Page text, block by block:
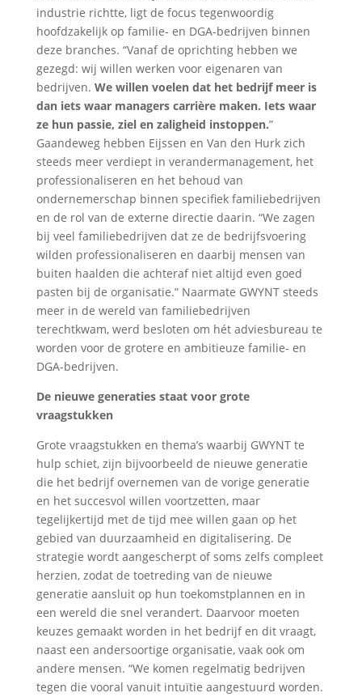
industrie richtte, ligt de focus tegenwoordig
hoofdzakelijk op familie- en DGA-bedrijven binnen
deze branches. “Vanaf de oprichting hebben we
gezegd: wij willen werken voor eigenaren van
bedrijven. We willen voelen dat het bedrijf meer is
dan iets waar managers carrière maken. Iets waar
ze hun passie, ziel en zaligheid instoppen.”
Gaandeweg hebben Eijssen en Van den Hurk zich
steeds meer verdiept in verandermanagement, het
professionaliseren en het behoud van
ondernemerschap binnen specifiek familiebedrijven
en de rol van de externe directie daarin. “We zagen
bij veel familiebedrijven dat ze de bedrijfsvoering
wilden professionaliseren en daarbij mensen van
buiten haalden die achteraf niet altijd even goed
pasten bij de organisatie.” Naarmate GWYNT steeds
meer in de wereld van familiebedrijven
terechtkwam, werd besloten om hét adviesbureau te
worden voor de grotere en ambitieuze familie- en
DGA-bedrijven.
De nieuwe generaties staat voor grote
vraagstukken
Grote vraagstukken en thema’s waarbij GWYNT te
hulp schiet, zijn bijvoorbeeld de nieuwe generatie
die het bedrijf overnemen van de vorige generatie
en het succesvol willen voortzetten, maar
tegelijkertijd met de tijd mee willen gaan op het
gebied van duurzaamheid en digitalisering. De
strategie wordt aangescherpt of soms zelfs compleet
herzien, zodat de toetreding van de nieuwe
generatie aansluit op hun toekomstplannen en in
een wereld die snel verandert. Daarvoor moeten
keuzes gemaakt worden in het bedrijf en dit vraagt,
naast een andersoortige organisatie, vaak ook om
andere mensen. “We komen regelmatig bedrijven
tegen die vooral vanuit intuïtie aangestuurd worden.